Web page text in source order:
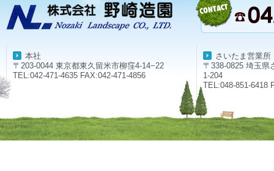
本社
〒203-0044 東京都東久留米市柳窪4-14−22
TEL:042-471-4635 FAX:042-471-4856
さいたま営業所
〒338-0825 埼玉県
1-204
TEL:048-851-6418